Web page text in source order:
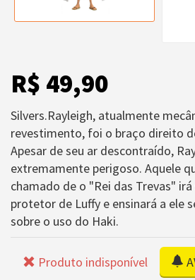
R$ 49,90
Silvers.Rayleigh, atualmente
revestimento, foi o braço direito
Apesar de seu ar descontraído,
extremamente perigoso. Aquele
chamado de o "Rei das Trevas"
protetor de Luffy e ensinará a ele
sobre o uso do Haki.
Produto indisponível